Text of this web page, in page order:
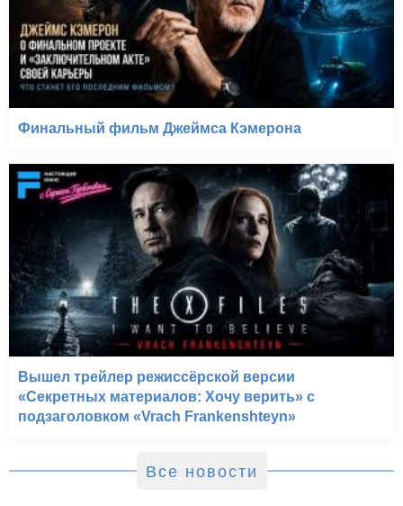
Финальный фильм Джеймса Кэмерона
Вышел трейлер режиссёрской версии
«Секретных материалов: Хочу верить» с
подзаголовком «Vrach Frankenshteyn»
Все новости